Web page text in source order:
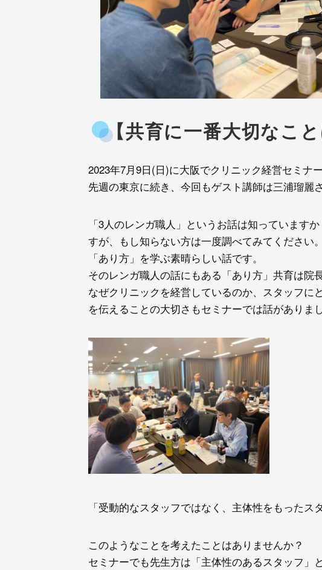
【共育に一番大切なこと
2023年7月9日(日)に大阪でクリニック経営セミナ
先週の東京に続き、今回もゲスト講師は三浦瑠麗
「3人のレンガ職人」というお話は知っています
すが、もし知らない方は一度調べてみてください
「あり方」を学ぶ素晴らしい話です。
そのレンガ職人の話にもある「あり方」共育は院
なぜクリニックを経営しているのか、スタッフに
を伝えることの大切さもセミナーでは話がありまし
「受動的なスタッフではなく、主体性をもったス
このようなことを考えたことはありませんか？
セミナーでも先生方は「主体性のあるスタッフ」